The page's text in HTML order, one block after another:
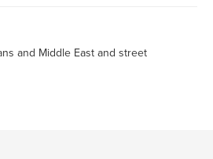
and Middle East and street